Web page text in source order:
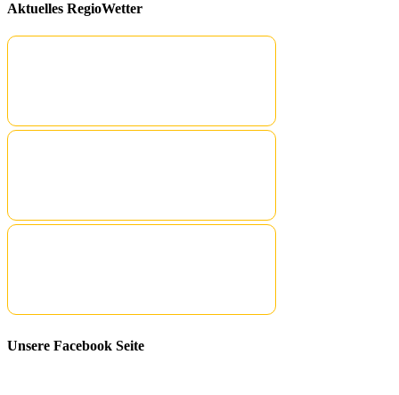
Aktuelles RegioWetter
Unsere Facebook Seite